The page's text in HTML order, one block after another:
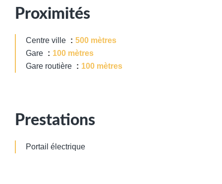
Proximités
Centre ville
500 mètres
Gare
100 mètres
Gare routière
100 mètres
Prestations
Portail électrique